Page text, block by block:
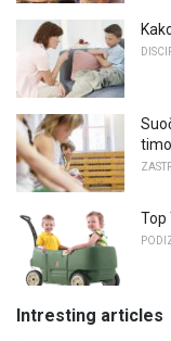
Top
Intresting articles